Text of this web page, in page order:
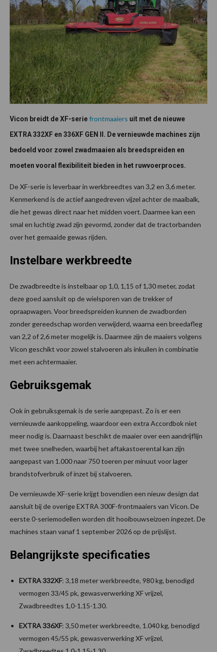
Vicon breidt de XF-seriefrontmaaiers uit met de nieuwe
EXTRA 332XF en 336XF GEN II. De vernieuwde machines zijn
bedoeld voor zowel zwadmaaien als breedspreiden en
moeten vooral flexibiliteit bieden in het ruwvoerproces.
De XF-serie is leverbaar in werkbreedtes van 3,2 en 3,6 meter.
Kenmerkend is de actief aangedreven vijzel achter de maaibalk,
die het gewas direct naar het midden voert. Daarmee kan een
smal en luchtig zwad zijn gevormd, zonder dat de tractorbanden
over het gemaaide gewas rijden.
Instelbare werkbreedte
De zwadbreedte is instelbaar op 1,0, 1,15 of 1,30 meter, zodat
deze goed aansluit op de wielsporen van de trekker of
opraapwagen. Voor breedspreiden kunnen de zwadborden
zonder gereedschap worden verwijderd, waarna een breedafleg
van 2,2 of 2,6 meter mogelijk is. Daarmee zijn de maaiers volgens
Vicon geschikt voor zowel stalvoeren als inkuilen in combinatie
met een achtermaaier.
Gebruiksgemak
Ook in gebruiksgemak is de serie aangepast. Zo is er een
vernieuwde aankoppeling, waardoor een extra Accordbok niet
meer nodig is. Daarnaast beschikt de maaier over een aandrijflijn
met twee snelheden, waarbij het aftakastoerental kan zijn
aangepast van 1.000 naar 750 toeren per minuut voor lager
brandstofverbruik of inzet bij stalvoeren.
De vernieuwde XF-serie krijgt bovendien een nieuw design dat
aansluit bij de overige EXTRA 300F-frontmaaiers van Vicon. De
eerste 0-seriemodellen worden dit hooibouwseizoen ingezet. De
machines staan vanaf 1 september 2026 op de prijslijst.
Belangrijkste specificaties
EXTRA 332XF: 3,18 meter werkbreedte, 980 kg, benodigd
vermogen 33/45 pk, gewasverwerking XF vrijzel,
Zwadbreedtes 1,0-1.15-1.30.
EXTRA 336XF: 3,50 meter werkbreedte, 1.040 kg, benodigd
vermogen 45/55 pk, gewasverwerking XF vrijzel,